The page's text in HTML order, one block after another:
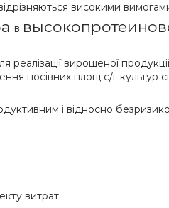
високими
в
вирощеної
посівних площ с/г культур
і відносно
витрат.